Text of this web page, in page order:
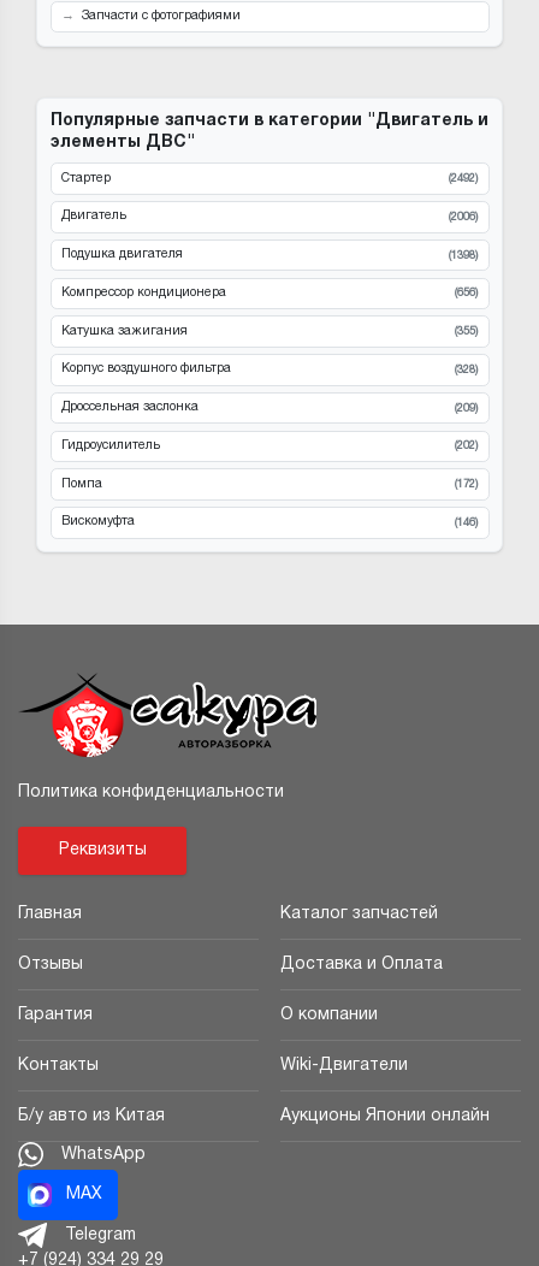
Запчасти с фотографиями
Популярные запчасти в категории "Двигатель и
элементы ДВС"
Стартер (2492)
Двигатель (2006)
Подушка двигателя (1398)
Компрессор кондиционера (656)
Катушка зажигания (355)
Корпус воздушного фильтра (328)
Дроссельная заслонка (209)
Гидроусилитель (202)
Помпа (172)
Вискомуфта (146)
Политика конфиденциальности
Реквизиты
Главная Каталог запчастей
Отзывы Доставка и Оплата
Гарантия О компании
Контакты Wiki-Двигатели
Б/у авто из Китая Аукционы Японии онлайн
WhatsApp
MAX
Telegram
+7 (924) 334 29 29